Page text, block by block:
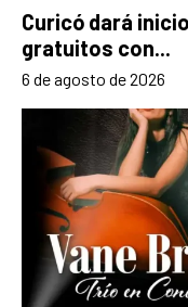
Curicó dará
gratuitos con...
6 de agosto de 2026